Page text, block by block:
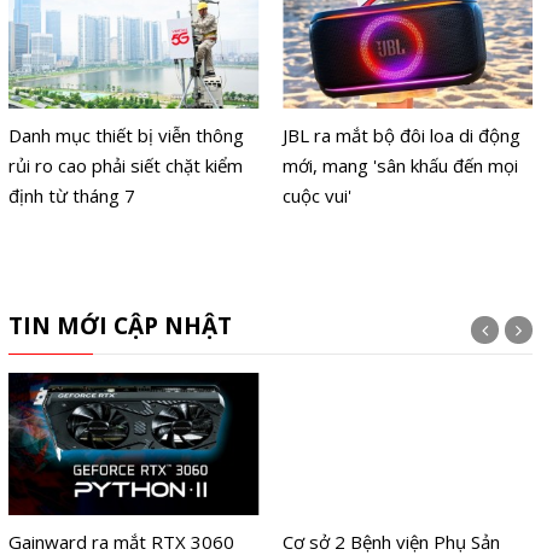
Danh mục thiết bị viễn thông
rủi ro cao phải siết chặt kiểm
định từ tháng 7
JBL ra mắt bộ đôi loa di động
mới, mang 'sân khấu đến mọi
cuộc vui'
TIN MỚI CẬP NHẬT
Gainward ra mắt RTX 3060
Cơ sở 2 Bệnh viện Phụ Sản